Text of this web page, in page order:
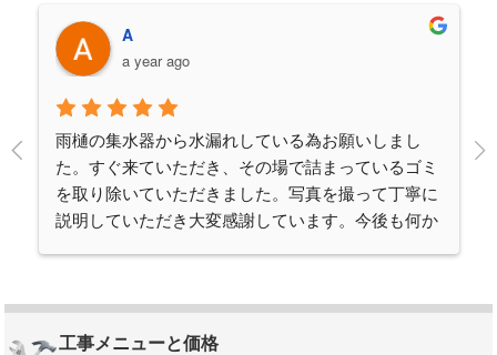
A
a year ago
雨樋の集水器から水漏れしている為お願いしまし
た。すぐ来ていただき、その場で詰まっているゴミ
を取り除いていただきました。写真を撮って丁寧に
説明していただき大変感謝しています。今後も何か
工事メニューと価格